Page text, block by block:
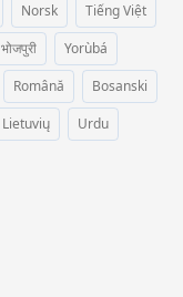
Norsk
Tiếng Việt
भोजपुरी
Yorùbá
Română
Bosanski
Lietuvių Urdu